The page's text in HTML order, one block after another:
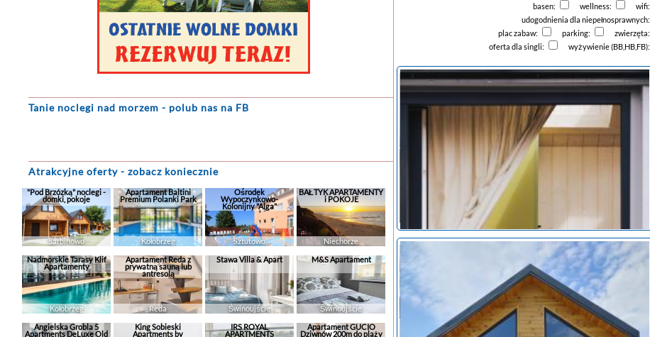
basen: wellness:
wifi:
udogodnienia dla niepełnosprawnych:
plac zabaw:
parking:
zwierzęta:
oferta dla singli:
wyżywienie (BB,HB,FB):
Tanie noclegi nad morzem - polub nas na FB
Atrakcyjne oferty - zobacz koniecznie
"Pod Brzózką" noclegi -
domki, pokoje
Sarbinowo
Apartament Baltini
Premium Polanki Park
Kołobrzeg
Ośrodek
Wypoczynkowo-
Kolonijny "Alga"
Sztutowo
BAŁTYK APARTAMENTY
i POKOJE
Niechorze
Nadmorskie Tarasy Klif
Apartamenty
Kołobrzeg
Apartament Reda z
prywatną sauną lub
antresolą
Reda
Stawa Villa & Apart
Świnoujście
M&S Apartament
Świnoujście
Angielska Grobla 5
Apartments DeLuxe Old
King Sobieski
Apartments by
IRS ROYAL
APARTMENTS
Apartament GUCIO
Dziwnów 200m do plaży